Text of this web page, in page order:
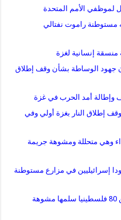
لموظفي الأمم المتحدة
راموت نفتالي
منسقة إنسانية لغزة
جهود الوساطة بشأن وقف إطلاق
وإطالة أمد الحرب في غزة
إطلاق النار بغزة أولي وفي
وهي متحللة ومشوهة جريمة
إسرائيليين في مزارع مستوطنة
حكومة غزة: جيش الاحتلال دنس جثامين 80 فلسطينيا سلمها مشوهة